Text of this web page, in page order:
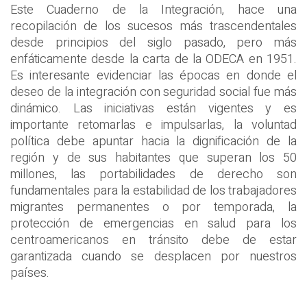
Este Cuaderno de la Integración, hace una
recopilación de los sucesos más trascendentales
desde principios del siglo pasado, pero más
enfáticamente desde la carta de la ODECA en 1951.
Es interesante evidenciar las épocas en donde el
deseo de la integración con seguridad social fue más
dinámico. Las iniciativas están vigentes y es
importante retomarlas e impulsarlas, la voluntad
política debe apuntar hacia la dignificación de la
región y de sus habitantes que superan los 50
millones, las portabilidades de derecho son
fundamentales para la estabilidad de los trabajadores
migrantes permanentes o por temporada, la
protección de emergencias en salud para los
centroamericanos en tránsito debe de estar
garantizada cuando se desplacen por nuestros
países.